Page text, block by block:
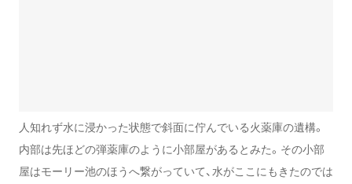
人知れず水に浸かった状態で斜面に佇んでいる火薬庫の遺構。
内部は先ほどの弾薬庫のように小部屋があるとみた。その小部
屋はモーリー池のほうへ繋がっていて、水がここにもきたのでは